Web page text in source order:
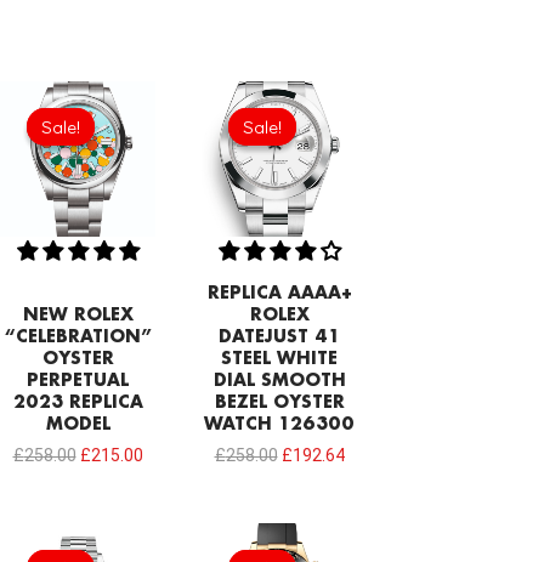
Sale!
Sale!
NEW ROLEX
“CELEBRATION”
OYSTER
PERPETUAL
2023 REPLICA
MODEL
£258.00
Original
price
was:
£258.00.
£215.00
Sale!
Sale!
REPLICA AAAA+
ROLEX
DATEJUST 41
STEEL WHITE
DIAL SMOOTH
BEZEL OYSTER
WATCH 126300
£258.00
Original
price
was:
£258.00.
£192.64
Original
price
Original
price